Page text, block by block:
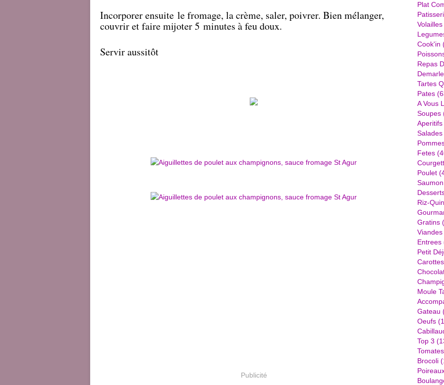
Incorporer ensuite le fromage, la crème, saler, poivrer. Bien mélanger,
couvrir et faire mijoter 5 minutes à feu doux.
Servir aussitôt
Publicité
Plat
Volailles
Cook'in
Repas
Demarle
Tartes
Pates
A Vous
Soupes
Aperitifs
Salades
Fetes
Poulet
Saumon
Riz-
Gratins
Viandes
Entrees
Petit
Carottes
Moule
Gateau
Oeufs
Top 3
Tomates
Brocoli